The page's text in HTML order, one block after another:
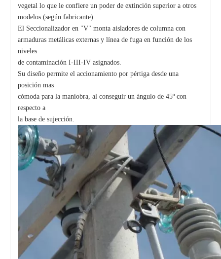
vegetal lo que le confiere un poder de extinción superior a otros
modelos (según fabricante).
El Seccionalizador en "V" monta aisladores de columna con
armaduras metálicas externas y línea de fuga en función de los
niveles
de contaminación I-III-IV asignados.
Su diseño permite el accionamiento por pértiga desde una
posición mas
cómoda para la maniobra, al conseguir un ángulo de 45º con
respecto a
la base de sujección.